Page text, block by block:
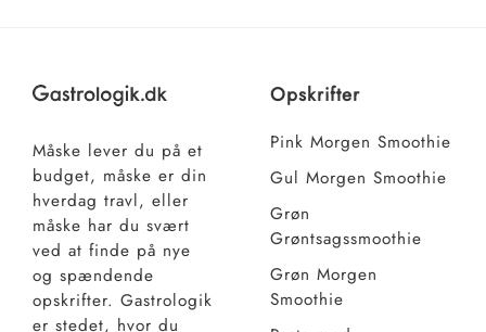
Måske lever du på et
budget, måske er din
hverdag travl, eller
måske har du svært
ved at finde på nye
og spændende
opskrifter. Gastrologik
er stedet, hvor du
Opskrifter
Pink Morgen Smoothie
Gul Morgen Smoothie
Grøn
Grøntsagssmoothie
Grøn Morgen
Smoothie